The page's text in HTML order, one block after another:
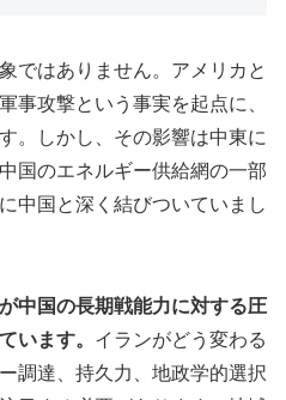
ではありません。アメリカと
事攻撃という事実を起点に、
。しかし、その影響は中東に
国のエネルギー供給網の一部
中国と深く結びついていまし
中国の長期戦能力に対する圧
います。 イランがどう変わる
調達、持久力、地政学的選択